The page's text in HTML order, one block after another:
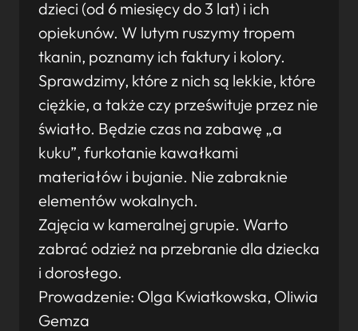
dzieci (od 6 miesięcy do 3 lat) i ich
opiekunów. W lutym ruszymy tropem
tkanin, poznamy ich faktury i kolory.
Sprawdzimy, które z nich są lekkie, które
ciężkie, a także czy prześwituje przez nie
światło. Będzie czas na zabawę „a
kuku”, furkotanie kawałkami
materiałów i bujanie. Nie zabraknie
elementów wokalnych.
Zajęcia w kameralnej grupie. Warto
zabrać odzież na przebranie dla dziecka
i dorosłego.
Prowadzenie: Olga Kwiatkowska, Oliwia
Gemza